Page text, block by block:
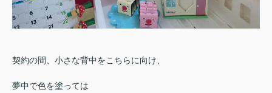
契約の間、小さな背中をこちらに向け、
夢中で色を塗っては